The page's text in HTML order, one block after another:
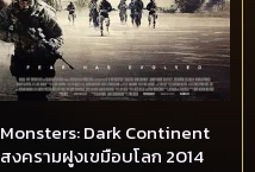
Monsters: Dark Continent
สงครามฝูงเขมือบโลก 2014